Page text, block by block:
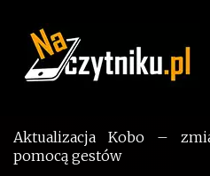
content
Aktualizacja Kobo –
pomocą gestów